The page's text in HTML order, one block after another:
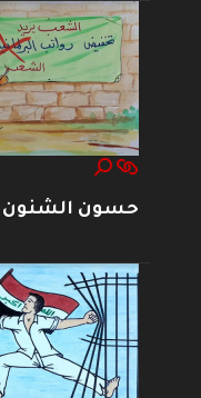
حسون الشنون